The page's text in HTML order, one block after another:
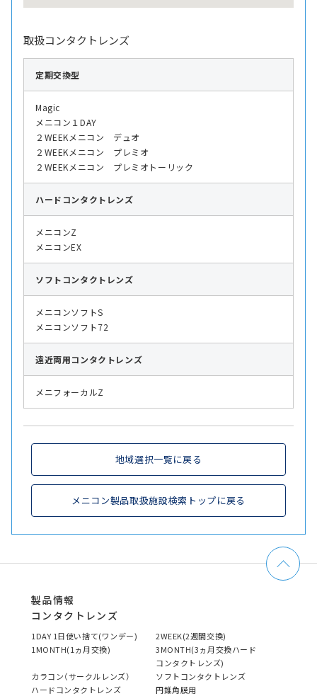
取扱コンタクトレンズ
定期交換型
Magic
メニコン１DAY
２WEEKメニコン デュオ
２WEEKメニコン プレミオ
２WEEKメニコン プレミオトーリック
ハード コンタクトレンズ
メニコンZ
メニコンEX
ソフト コンタクトレンズ
メニコンソフトS
メニコンソフト72
遠近両用コンタクトレンズ
メニフォーカルZ
地域選択一覧に戻る
メニコン製品取扱施設検索トップに戻る
製品情報
コンタクトレンズ
1DAY 1日使い捨て(ワンデー)
2WEEK(2週間交換)
1MONTH(1ヵ月交換)
3MONTH(3ヵ月交換ハード
コンタクトレンズ)
カラコン（サークルレンズ）
ソフトコンタクトレンズ
ハードコンタクトレンズ
円錐角膜用